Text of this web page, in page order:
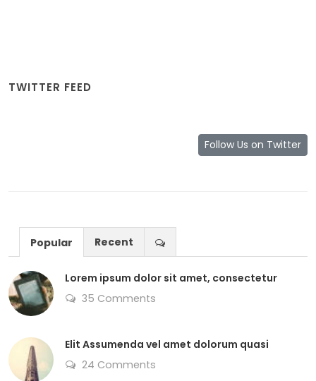
TWITTER FEED
Follow Us on Twitter
Popular Recent
Lorem ipsum dolor sit amet, consectetur
35 Comments
Elit Assumenda vel amet dolorum quasi
24 Comments